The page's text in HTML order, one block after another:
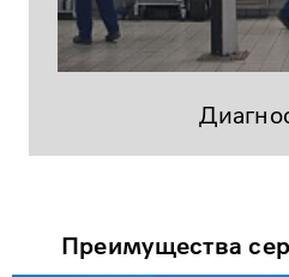
Преимущества